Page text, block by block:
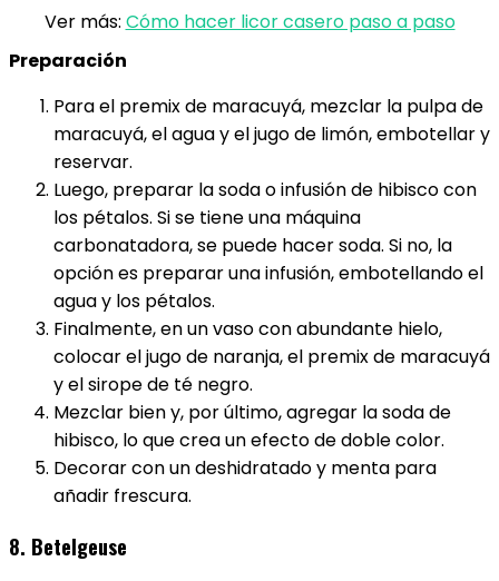
Ver más: Cómo hacer licor casero paso a paso
Preparación
Para el premix de maracuyá, mezclar la pulpa de
maracuyá, el agua y el jugo de limón, embotellar y
reservar.
Luego, preparar la soda o infusión de hibisco con
los pétalos. Si se tiene una máquina
carbonatadora, se puede hacer soda. Si no, la
opción es preparar una infusión, embotellando el
agua y los pétalos.
Finalmente, en un vaso con abundante hielo,
colocar el jugo de naranja, el premix de maracuyá
y el sirope de té negro.
Mezclar bien y, por último, agregar la soda de
hibisco, lo que crea un efecto de doble color.
Decorar con un deshidratado y menta para
añadir frescura.
8. Betelgeuse